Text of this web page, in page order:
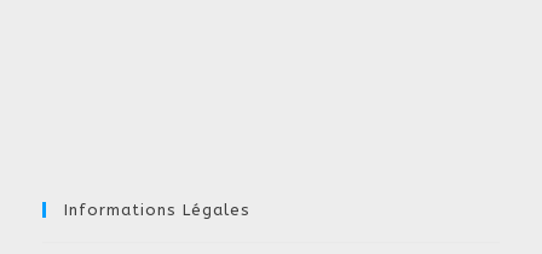
Informations Légales